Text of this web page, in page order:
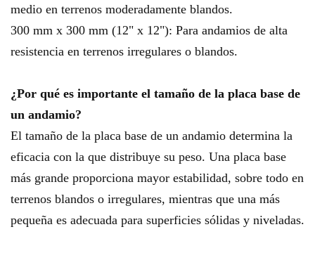
medio en terrenos moderadamente blandos.
300 mm x 300 mm (12" x 12"): Para andamios de alta
resistencia en terrenos irregulares o blandos.
¿Por qué es importante el tamaño de la placa base de
un andamio?
El tamaño de la placa base de un andamio determina la
eficacia con la que distribuye su peso. Una placa base
más grande proporciona mayor estabilidad, sobre todo en
terrenos blandos o irregulares, mientras que una más
pequeña es adecuada para superficies sólidas y niveladas.